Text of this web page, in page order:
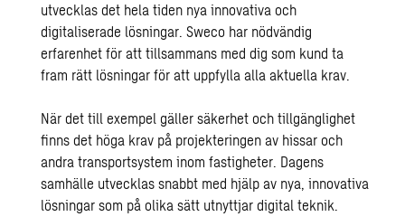
utvecklas det hela tiden nya innovativa och
digitaliserade lösningar. Sweco har nödvändig
erfarenhet för att tillsammans med dig som kund ta
fram rätt lösningar för att uppfylla alla aktuella krav.
När det till exempel gäller säkerhet och tillgänglighet
finns det höga krav på projekteringen av hissar och
andra transportsystem inom fastigheter. Dagens
samhälle utvecklas snabbt med hjälp av nya, innovativa
lösningar som på olika sätt utnyttjar digital teknik.